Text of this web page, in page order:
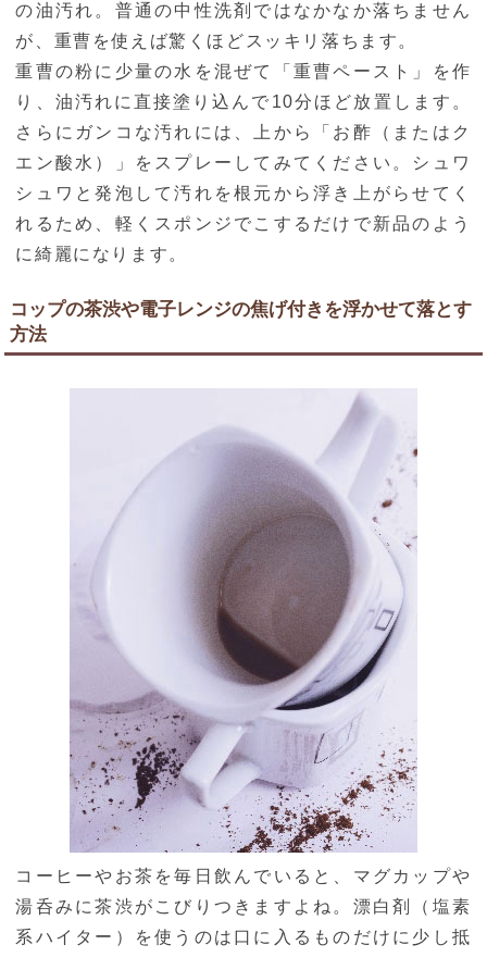
の油汚れ。普通の中性洗剤ではなかなか落ちません
が、重曹を使えば驚くほどスッキリ落ちます。
重曹の粉に少量の水を混ぜて「重曹ペースト」を作
り、油汚れに直接塗り込んで10分ほど放置します。
さらにガンコな汚れには、上から「お酢（またはク
エン酸水）」をスプレーしてみてください。シュワ
シュワと発泡して汚れを根元から浮き上がらせてく
れるため、軽くスポンジでこするだけで新品のよう
に綺麗になります。
コップの茶渋や電子レンジの焦げ付きを浮かせて落とす
方法
コーヒーやお茶を毎日飲んでいると、マグカップや
湯呑みに茶渋がこびりつきますよね。漂白剤（塩素
系ハイター）を使うのは口に入るものだけに少し抵